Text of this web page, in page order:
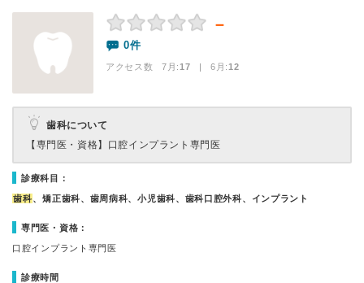
－
0件
アクセス数 7月:17 | 6月:12
歯科について
【専門医・資格】 口腔インプラント専門医
診療科目：
歯科、矯正歯科、歯周病科、小児歯科、歯科口腔外科、インプラント
専門医・資格：
口腔インプラント専門医
診療時間